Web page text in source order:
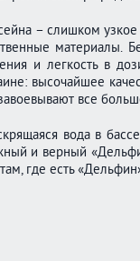
– слишком
ые материалы.
и легкость в
высочайшее
завоевывают все
вода в
и верный
где есть